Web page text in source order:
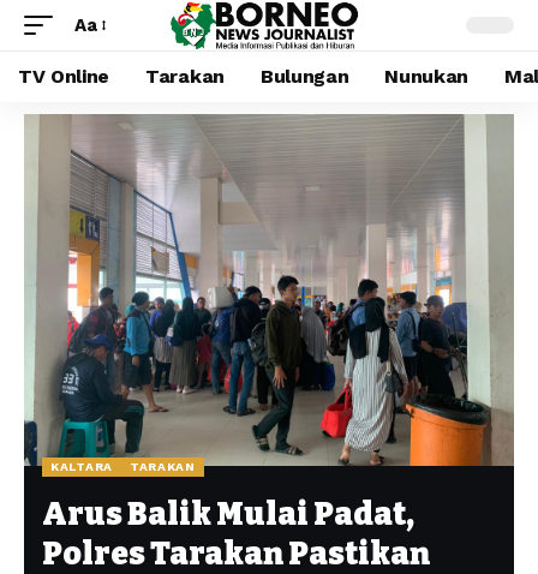
Aa
TV Online Tarakan Bulungan Nunukan
KALTARA TARAKAN
Arus Balik Mulai Padat,
Polres Tarakan Pastikan